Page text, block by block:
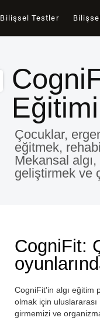
Bilişsel Testler
Eğitimi
Çocuklar,
eğitmek,
Mekansal
geliştirmek ve
CogniFit:
CogniFit'in algı eğitim
olmak için uluslararası
girmemizi ve